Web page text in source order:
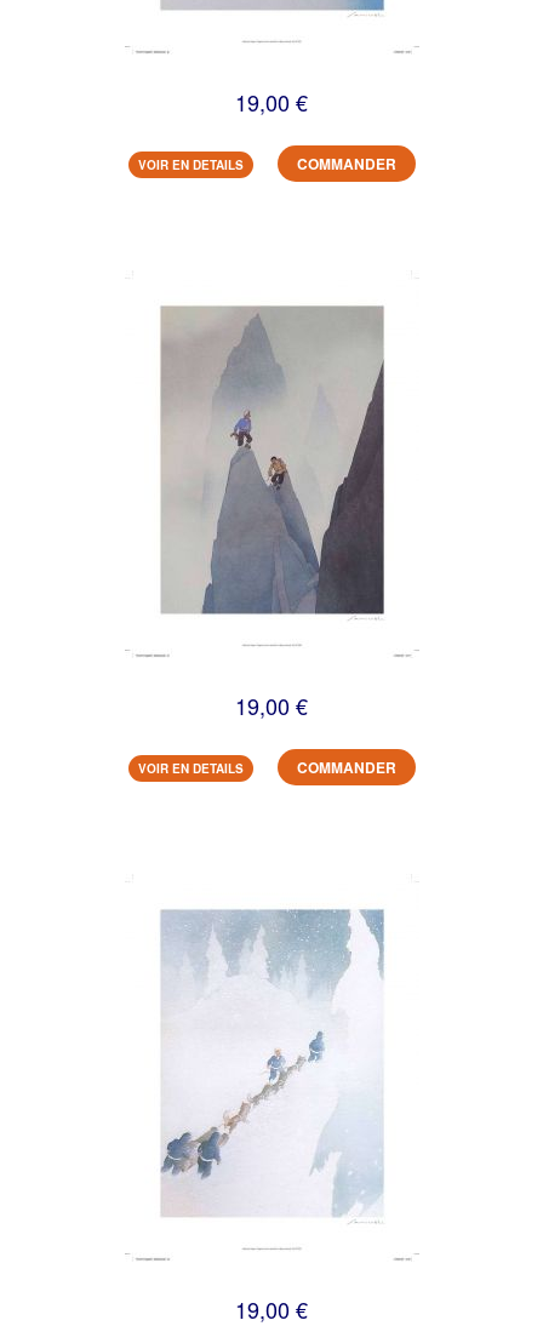
19,00 €
VOIR EN DETAILS COMMANDER
19,00 €
VOIR EN DETAILS COMMANDER
19,00 €